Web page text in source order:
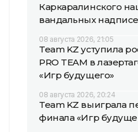
Каркаралинского
вандальных
08 августа 2026, 21:05
Team KZ уступила
PRO TEAM в
«Игр будущего»
08 августа 2026, 20:24
Team KZ выиграла
финала «Игр